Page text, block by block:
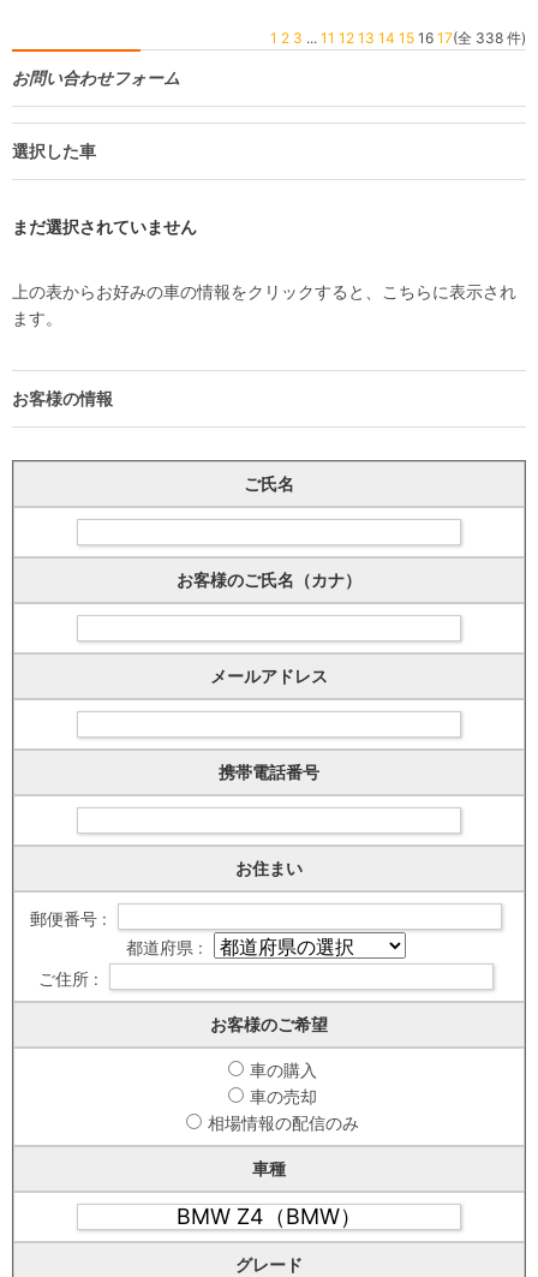
1 2 3 ... 11 12 13 14 15 16 17(全 338 件)
お問い合わせフォーム
選択した車
まだ選択されていません
上の表からお好みの車の情報をクリックすると、こちらに表示され
ます。
お客様の情報
ご氏名
お客様のご氏名（カナ）
メールアドレス
携帯電話番号
お住まい
郵便番号 :
都道府県 :
ご住所 :
お客様のご希望
車の購入
車の売却
相場情報の配信のみ
車種
グレード